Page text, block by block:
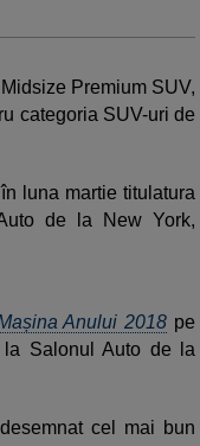
Premium SUV,
categoria SUV-uri de
luna martie titulatura
de la New York,
Anului 2018 pe
Salonul Auto de la
cel mai bun